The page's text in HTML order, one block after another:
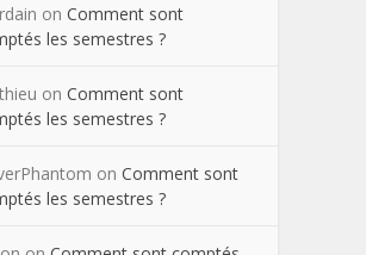
on Comment sont
les semestres ?
on Comment sont
les semestres ?
on Comment sont
les semestres ?